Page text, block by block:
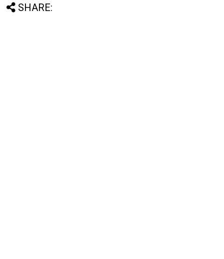
SHARE: